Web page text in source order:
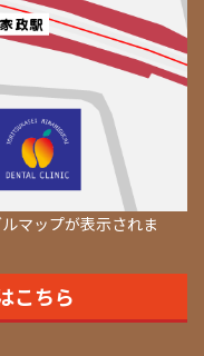
マップが表示されま
こちら